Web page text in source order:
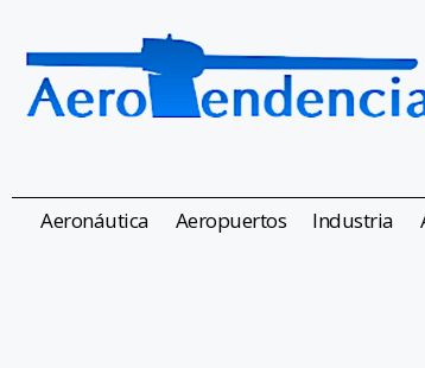
Aeronáutica Aeropuertos Industria